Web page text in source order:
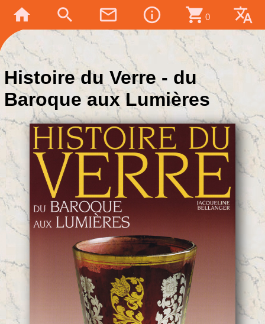
home search mail_outline info_outline shopping_cart 0 translate
Histoire du Verre - du
Baroque aux Lumières